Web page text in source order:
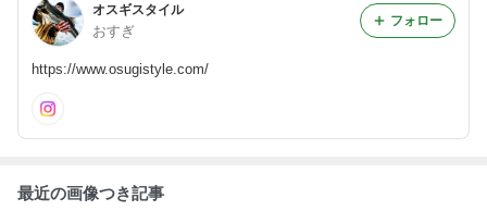
オスギスタイル
おすぎ
https://www.osugistyle.com/
フォロー
最近の画像つき記事